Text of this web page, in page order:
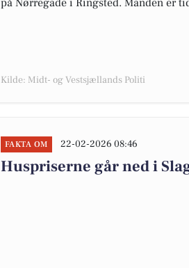
på Nørregade i Ringsted. Manden er
Kilde: Midt- og Vestsjællands Politi
FAKTA OM 22-02-2026 08:46
Huspriserne går ned i